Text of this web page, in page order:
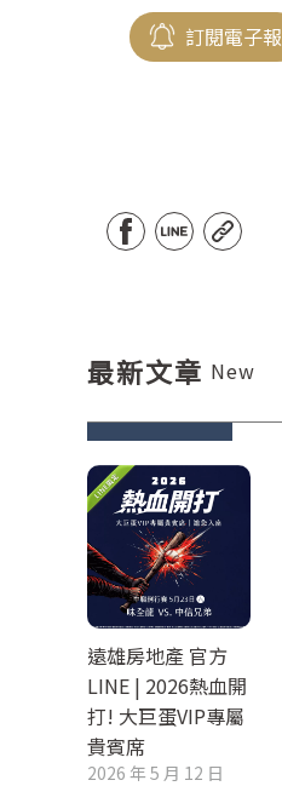
訂閱電子報
最新文章 New
遠雄房地產 官方
LINE | 2026熱血開
打! 大巨蛋VIP專屬
貴賓席
2026 年 5 月 12 日